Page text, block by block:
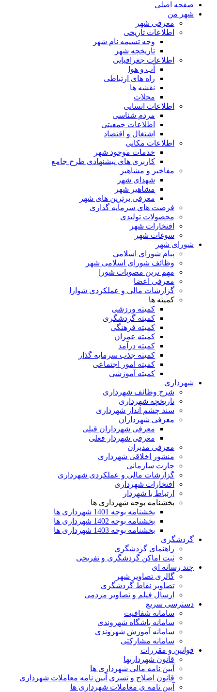
صفحه اصلی
شهر من
معرفی شهر
اطلاعات تاریخی
وجه تسیمه نام شهر
تاریخچه شهر
اطلاعات جغرافیایی
آب و هوا
راه های ارتباطی
نقشه ها
محلات
اطلاعات انسانی
مردم شناسی
اطلاعات جمعیتی
اشتغال و اقتصاد
اطلاعات مکانی
خدمات موجود شهر
کاربری های پیشنهادی طرح جامع
مفاخیر و مشاهیر
شهدای شهر
مشاهیر شهر
معرفی برترین های شهر
فرصت های سرمایه گذاری
محصولات تولیدی
افتخارات شهر
سوغات شهر
شورای شهر
پیام شورای اسلامی
وظائف شورای اسلامی شهر
مهم ترین مصوبات شورا
معرفی اعضا
گزارشات مالی و عملکردی شوارا
کمیته ها
کمیته ورزشی
کمیته گردشگری
کمیته فرهنگی
کمیته عمران
کمیته درآمد
کمیته جذب سرمایه گذار
کمیته امور اجتماعی
کمیته آموزشی
شهرداری
شرح وظائف شهرداری
تاریخچه شهرداری
سند چشم انداز شهرداری
معرفی شهرداران
معرفی شهرداران قبلی
معرفی شهردار فعلی
معرفی مدیران
منشور اخلاقی شهرداری
چارت سازمانی
گزارشات مالی و عملکردی شهرداری
افتخارات شهرداری
ارتباط با شهردار
بخشنامه بوجه شهرداری ها
بخشنامه بوجه 1401 شهرداری ها
بخشنامه بوجه 1402 شهرداری ها
بخشنامه بوجه 1403 شهرداری ها
گردشگری
راهنمای گردشگری
ثبت اماکن گردشگری و تفریحی
چند رسانه ای
گالری تصاویر شهر
تصاویر نقاط گردشگری
ارسال فیلم و تصاویر مردمی
دسترسی سریع
سامانه شفافیت
سامانه باشگاه شهروندی
سامانه آموزش شهروندی
سامانه مشارکتی
قوانین و مقررات
قانون شهرداریها
آیین نامه مالی شهرداری ها
قانون اصلاح و تسری آیین نامه معاملات شهرداری
آیین نامه ی معاملات شهرداری ها